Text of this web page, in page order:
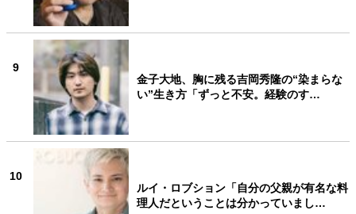
9
金子大地、胸に残る吉岡秀隆の“染まらな
い”生き方「ずっと不安。経験のす…
10
ルイ・ロブション「自分の父親が有名な料
理人だということは分かっていまし…